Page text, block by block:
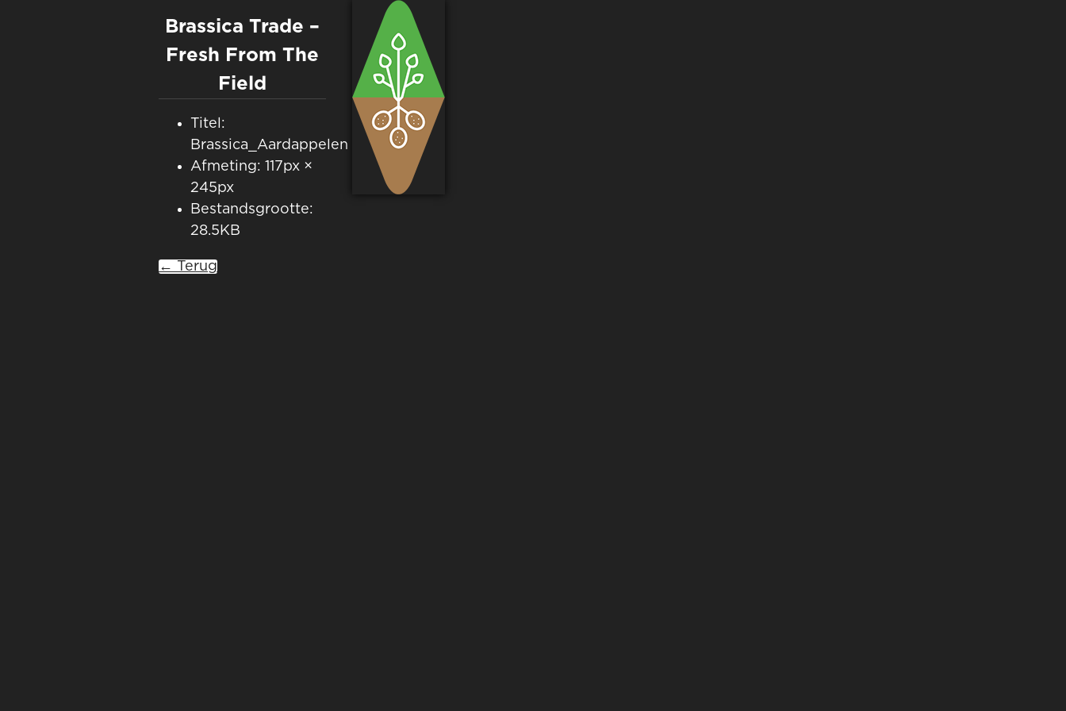
Brassica Trade –
Fresh From The
Field
Titel:
Brassica_Aardappelen
Afmeting: 117px ×
245px
Bestandsgrootte:
28.5KB
← Terug